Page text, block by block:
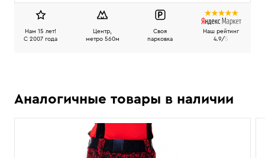
Нам 15 лет!
C 2007 года
Центр,
метро 560м
Своя
парковка
Наш рейтинг
4.9/5
Аналогичные товары в наличии